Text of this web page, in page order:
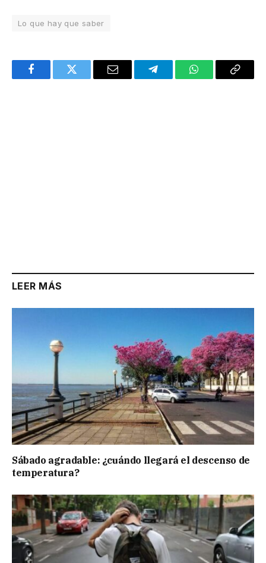
Lo que hay que saber
FacebookTwitter Email TelegramWhatsAppCopy
LEER MÁS
Sábado agradable: ¿cuándo llegará el descenso de
temperatura?